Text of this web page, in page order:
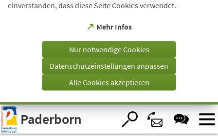
Visuelle
Assistenzsoftware
öffnen.
einverstanden, dass diese Seite Cookies verwendet.
Mehr Infos
(Öffnet
einem
Tab)
Nur notwendige Cookies
Datenschutzeinstellungen anpassen
Alle Cookies akzeptieren
Paderborn